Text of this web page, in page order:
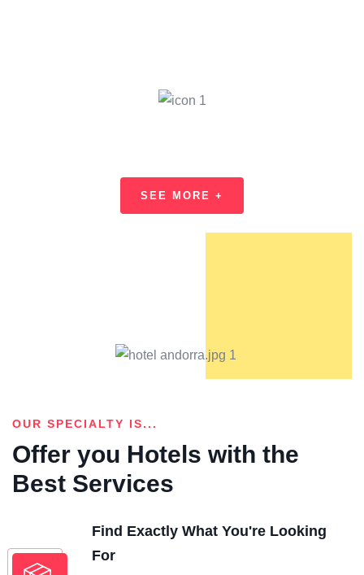
SEE MORE +
OUR SPECIALTY IS...
Offer you Hotels with the
Best Services
Find Exactly What You're Looking
For